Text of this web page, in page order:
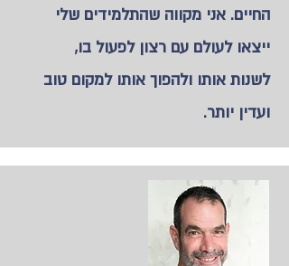
החיים. אני מקווה שהתלמידים שלי
ייצאו לעולם עם רצון לפעול בו,
לשנות אותו ולהפוך אותו למקום טוב
ועדין יותר.